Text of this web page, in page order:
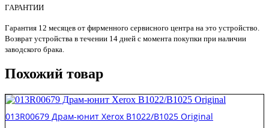
ГАРАНТИИ
Гарантия 12 месяцев от фирменного сервисного центра на это устройство.
Возврат устройства в течении 14 дней с момента покупки при наличии
заводского брака.
Похожий товар
013R00679 Драм-юнит Xerox B1022/B1025 Original